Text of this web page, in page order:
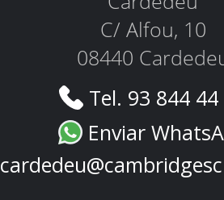
C/ Alfou, 10
08440
Tel. 93 844
Enviar